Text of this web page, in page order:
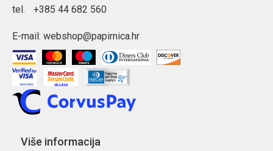
tel. +385 44 682 560
E-mail: webshop@papirnica.hr
Više informacija